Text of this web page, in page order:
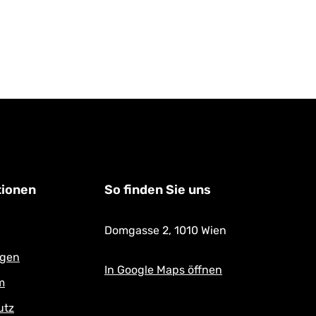
So finden Sie uns
Domgasse 2, 1010 Wien
In Google Maps öffnen